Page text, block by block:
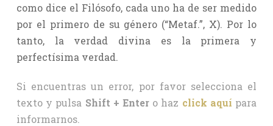
como dice el Filósofo, cada uno ha de ser medido
por el primero de su género (“Metaf.”, X). Por lo
tanto, la verdad divina es la primera y
perfectísima verdad.
Si encuentras un error, por favor selecciona el
texto y pulsa Shift + Enter o haz click aquí para
informarnos.